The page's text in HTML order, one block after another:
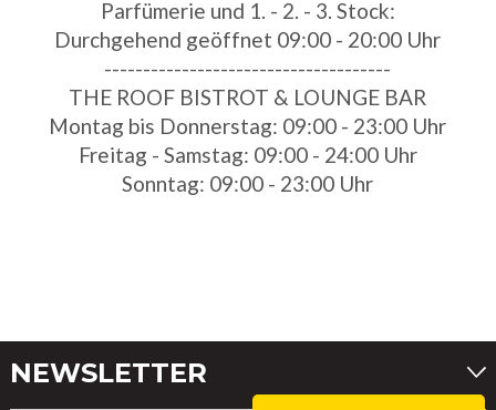
Parfümerie und 1. - 2. - 3. Stock:
Durchgehend geöffnet 09:00 - 20:00 Uhr
-------------------------------------
THE ROOF BISTROT & LOUNGE BAR
Montag bis Donnerstag: 09:00 - 23:00 Uhr
Freitag - Samstag: 09:00 - 24:00 Uhr
Sonntag: 09:00 - 23:00 Uhr
NEWSLETTER